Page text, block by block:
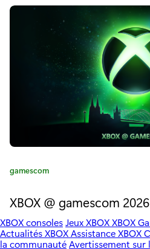
:
l
e
o
C
é
g
o
r
gamescom
XBOX @ gamescom 2026
XBOX consolesJeux XBOXXBOX
Actualités XBOXAssistance XBOX
la communautéAvertissement sur